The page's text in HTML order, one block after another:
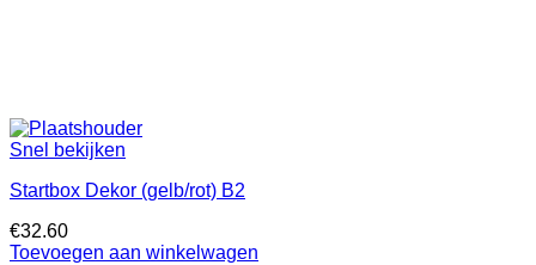
Snel bekijken
Startbox Dekor (gelb/rot) B2
€32.60
Toevoegen aan winkelwagen